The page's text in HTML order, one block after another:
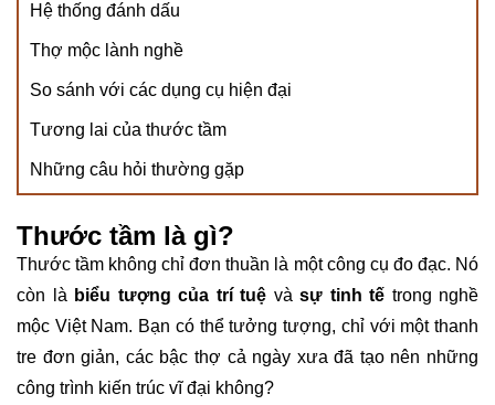
Hệ thống đánh dấu
Thợ mộc lành nghề
So sánh với các dụng cụ hiện đại
Tương lai của thước tầm
Những câu hỏi thường gặp
Thước tầm là gì?
Thước tầm không chỉ đơn thuần là một công cụ đo đạc. Nó
còn là biểu tượng của trí tuệ và sự tinh tế trong nghề
mộc Việt Nam. Bạn có thể tưởng tượng, chỉ với một thanh
tre đơn giản, các bậc thợ cả ngày xưa đã tạo nên những
công trình kiến trúc vĩ đại không?